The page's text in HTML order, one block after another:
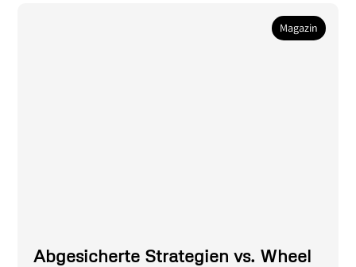
Magazin
Abgesicherte Strategien vs. Wheel